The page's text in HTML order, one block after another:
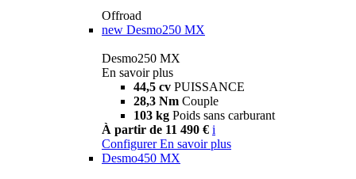
Offroad
new Desmo250 MX
Desmo250 MX
En savoir plus
44,5 cv PUISSANCE
28,3 Nm Couple
103 kg Poids sans carburant
À partir de 11 490 € i
Configurer En savoir plus
Desmo450 MX